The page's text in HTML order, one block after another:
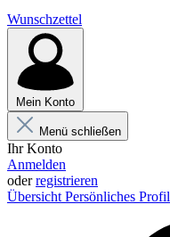
Wunschzettel
Mein Konto
Menü schließen
Ihr Konto
Anmelden
oderregistrieren
Übersicht Persönliches Profil